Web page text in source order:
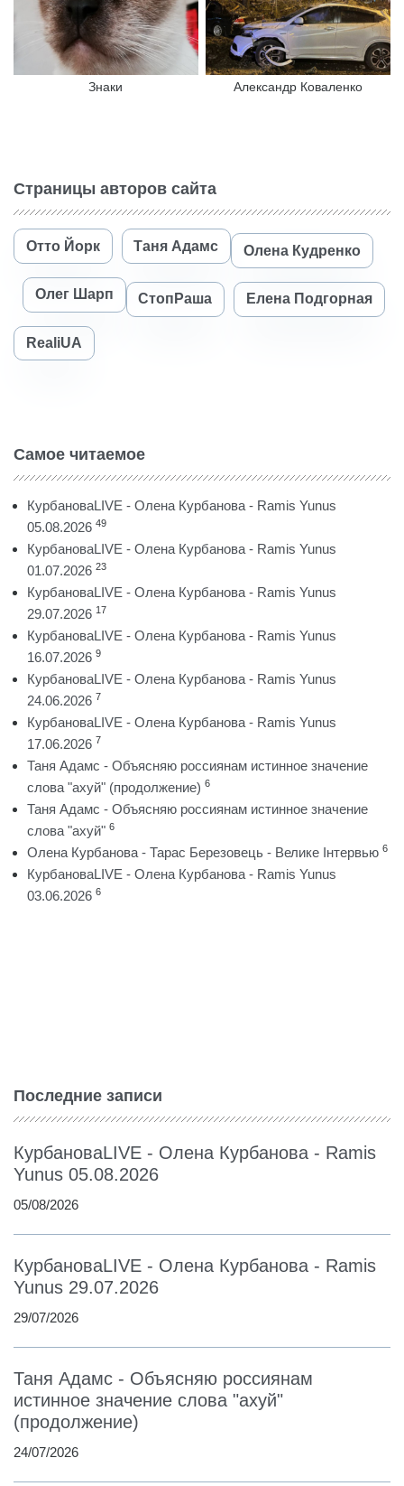
Знаки Александр Коваленко
Страницы авторов сайта
Отто Йорк Таня Адамс Олена Кудренко
Олег Шарп СтопРаша Елена Подгорная
RealiUA
Самое читаемое
КурбановаLIVE - Олена Курбанова - Ramis Yunus
05.08.2026 49
КурбановаLIVE - Олена Курбанова - Ramis Yunus
01.07.2026 23
КурбановаLIVE - Олена Курбанова - Ramis Yunus
29.07.2026 17
КурбановаLIVE - Олена Курбанова - Ramis Yunus
16.07.2026 9
КурбановаLIVE - Олена Курбанова - Ramis Yunus
24.06.2026 7
КурбановаLIVE - Олена Курбанова - Ramis Yunus
17.06.2026 7
Таня Адамс - Объясняю россиянам истинное значение
слова "ахуй" (продолжение) 6
Таня Адамс - Объясняю россиянам истинное значение
слова "ахуй" 6
Олена Курбанова - Тарас Березовець - Велике Інтервью 6
КурбановаLIVE - Олена Курбанова - Ramis Yunus
03.06.2026 6
Последние записи
КурбановаLIVE - Олена Курбанова - Ramis
Yunus 05.08.2026
05/08/2026
КурбановаLIVE - Олена Курбанова - Ramis
Yunus 29.07.2026
29/07/2026
Таня Адамс - Объясняю россиянам
истинное значение слова "ахуй"
(продолжение)
24/07/2026